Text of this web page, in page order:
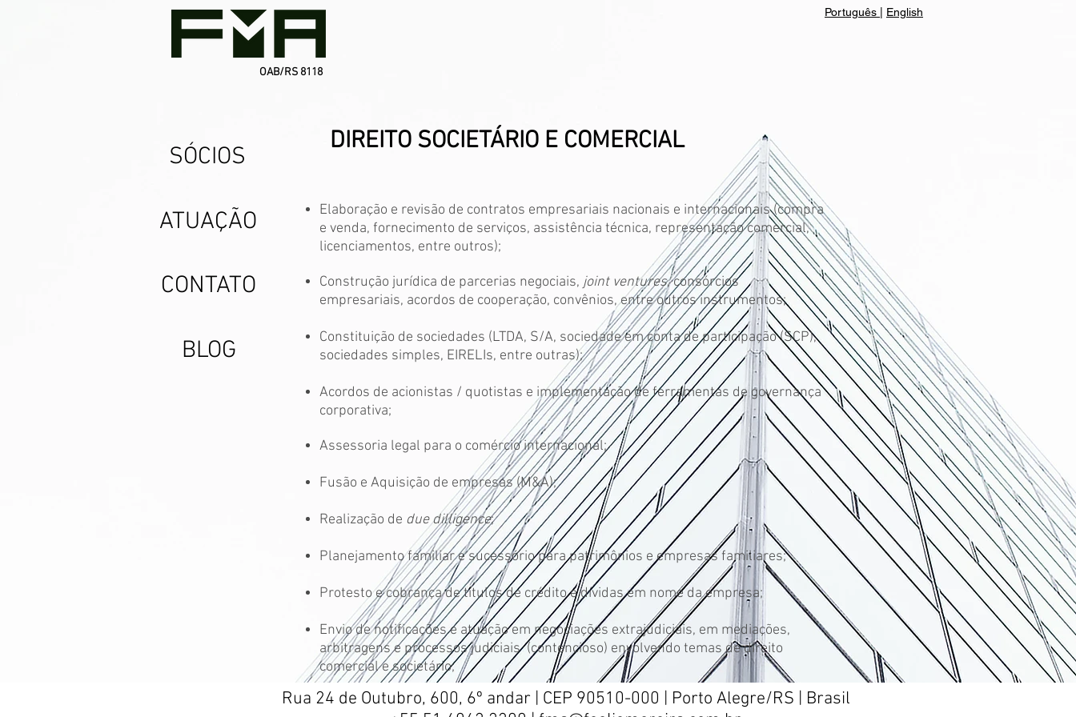
Português English
OAB/RS 8118
SÓCIOS
ATUAÇÃO
CONTATO
BLOG
DIREITO SOCIETÁRIO E COMERCIAL
Elaboração e revisão de contratos empresariais nacionais e internacionais (compra
e venda, fornecimento de serviços, assistência técnica, representação comercial,
licenciamentos, entre outros);
Construção jurídica de parcerias negociais, joint ventures, consórcios
empresariais, acordos de cooperação, convênios, entre outros instrumentos;
Constituição de sociedades (LTDA, S/A, sociedade em conta de participação (SCP),
sociedades simples, EIRELIs, entre outras);
Acordos de acionistas / quotistas e implementação de ferramentas de governança
corporativa;
Assessoria legal para o comércio internacional;
Fusão e Aquisição de empresas (M&A);
Realização de due dilligence;
Planejamento familiar e sucessório para patrimônios e empresas familiares;
Protesto e cobrança de títulos de crédito e dívidas em nome da empresa;
Envio de notificações e atuação em negociações extrajudiciais, em mediações,
arbitragens e processos judiciais (contencioso) envolvendo temas de direito
comercial e societário;
Rua 24 de Outubro, 600, 6º andar | CEP 90510-000 | Porto Alegre/RS | Brasil